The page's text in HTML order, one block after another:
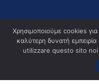
Χρησιμοποιούμε cookies
καλύτερη δυνατή
utilizzare questo sito